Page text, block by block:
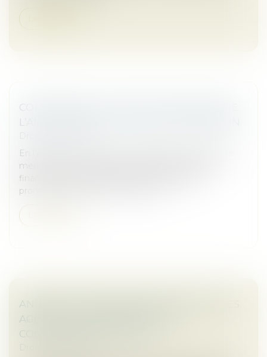
COMPÉTENCE, POUVOIR ET SANCTION DE
L’AMF : RAPPEL DE LA COUR DE CASSATION
En l’espèce, une société a fait l’objet d’une enquête
menée par le collège de l’Autorité des marchés
financiers (AMF), suivie d’une condamnation
prononcée par la commission des...
ANNONCES IMMOBILIÈRES SANS DPE : DES
AGENCES CONDAMNÉES POUR
CONCURRENCE DÉLOYALE